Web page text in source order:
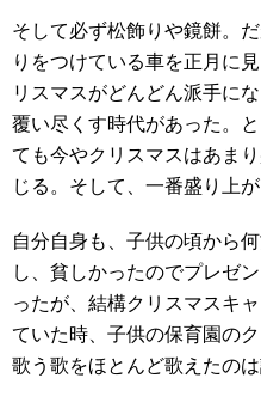
そして必ず松飾りや鏡餅。
りをつけている車を正月に
リスマスがどんどん派手に
覆い尽くす時代があった。
ても今やクリスマスはあま
じる。そして、一番盛り上
自分自身も、子供の頃から
し、貧しかったのでプレゼ
ったが、結構クリスマスキ
ていた時、子供の保育園の
歌う歌をほとんど歌えたのは